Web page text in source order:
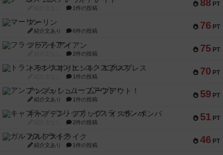
88 PT
1件の投稿
76 PT
マーリン
紹介文あり 6件の投稿
75 PT
フラットアイアン
2件の投稿
70 PT
トランスオリエント・エクスプレス
1件の投稿
59 PT
アンブッシュ！：ムーブアウト！
紹介文あり 1件の投稿
51 PT
キャプテン・フリップ：イスラ・ボンバ
2件の投稿
46 PT
ガルフストライク
紹介文あり 1件の投稿